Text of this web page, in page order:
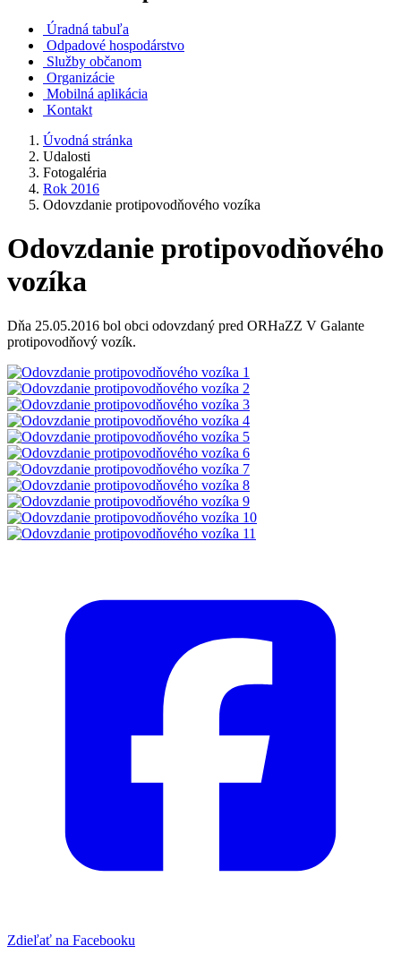
Úradná tabuľa
Odpadové hospodárstvo
Služby občanom
Organizácie
Mobilná aplikácia
Kontakt
Úvodná stránka
Udalosti
Fotogaléria
Rok 2016
Odovzdanie protipovodňového vozíka
Odovzdanie protipovodňového
vozíka
Dňa 25.05.2016 bol obci odovzdaný pred ORHaZZ V Galante
protipovodňový vozík.
Zdieľať na Facebooku